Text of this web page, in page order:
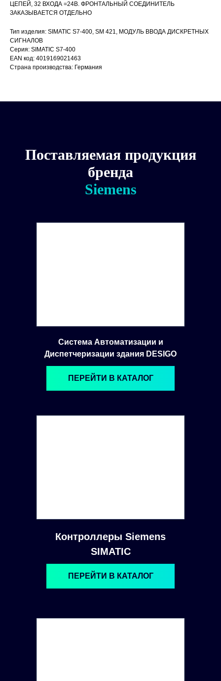
ЦЕПЕЙ, 32 ВХОДА =24В. ФРОНТАЛЬНЫЙ СОЕДИНИТЕЛЬ
ЗАКАЗЫВАЕТСЯ ОТДЕЛЬНО
Тип изделия: SIMATIC S7-400, SM 421, МОДУЛЬ ВВОДА ДИСКРЕТНЫХ
СИГНАЛОВ
Серия: SIMATIC S7-400
EAN код: 4019169021463
Страна производства: Германия
Поставляемая продукция
бренда
Siemens
Система Автоматизации и
Диспетчеризации здания DESIGO
Контроллеры Siemens
SIMATIC
ПЕРЕЙТИ В КАТАЛОГ
ПЕРЕЙТИ В КАТАЛОГ